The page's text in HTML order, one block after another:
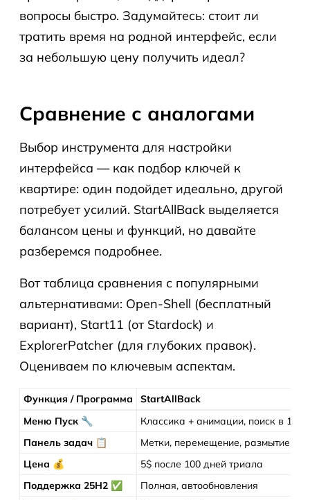
вопросы быстро. Задумайтесь: стоит ли
тратить время на родной интерфейс, если
за небольшую цену получить идеал?
Сравнение с аналогами
Выбор инструмента для настройки
интерфейса — как подбор ключей к
квартире: один подойдет идеально, другой
потребует усилий. StartAllBack выделяется
балансом цены и функций, но давайте
разберемся подробнее.
Вот таблица сравнения с популярными
альтернативами: Open-Shell (бесплатный
вариант), Start11 (от Stardock) и
ExplorerPatcher (для глубоких правок).
Оцениваем по ключевым аспектам.
Функция / Программа
StartAllBack
Меню Пуск 🔧
Классика + анимации, поиск в 1
Панель задач 📋
Метки, перемещение, размытие
Цена 💰
5$ после 100 дней триала
Поддержка 25H2 ✅
Полная, автообновления